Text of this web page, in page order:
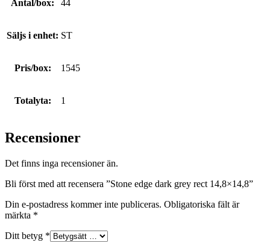
Antal/box: 44
Säljs i enhet: ST
Pris/box: 1545
Totalyta: 1
Recensioner
Det finns inga recensioner än.
Bli först med att recensera ”Stone edge dark grey rect 14,8×14,8”
Din e-postadress kommer inte publiceras. Obligatoriska fält är
märkta *
Ditt betyg *